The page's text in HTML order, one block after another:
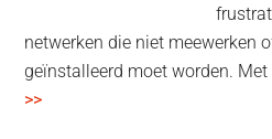
netwerken die niet meewerken
geïnstalleerd moet worden.
>>overBelkin